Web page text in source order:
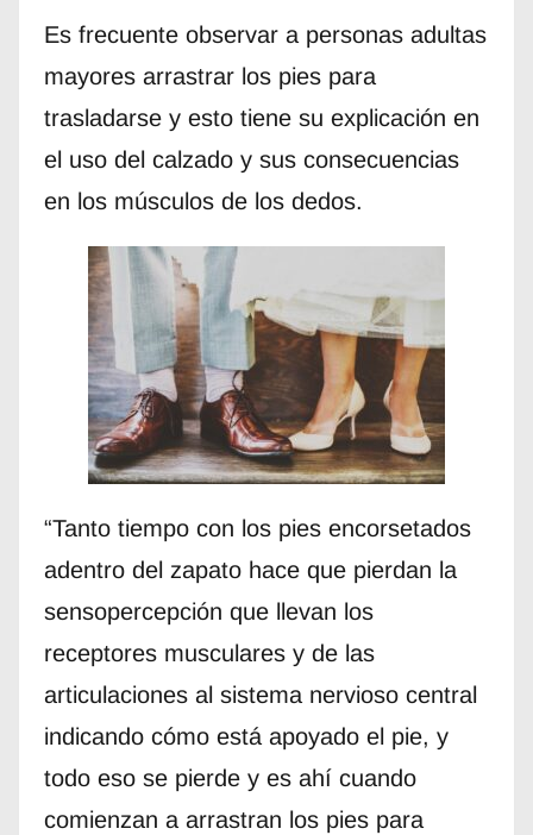
Es frecuente observar a personas adultas
mayores arrastrar los pies para
trasladarse y esto tiene su explicación en
el uso del calzado y sus consecuencias
en los músculos de los dedos.
“Tanto tiempo con los pies encorsetados
adentro del zapato hace que pierdan la
sensopercepción que llevan los
receptores musculares y de las
articulaciones al sistema nervioso central
indicando cómo está apoyado el pie, y
todo eso se pierde y es ahí cuando
comienzan a arrastran los pies para